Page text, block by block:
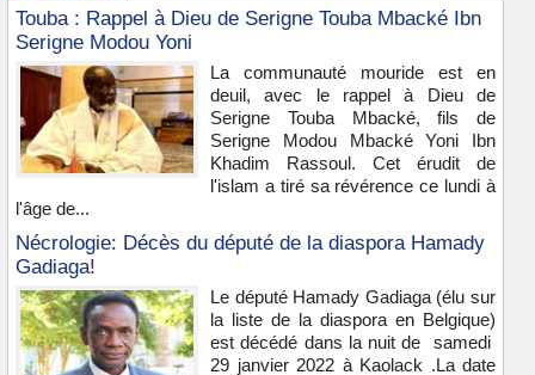
Touba : Rappel à Dieu de Serigne Touba Mbacké Ibn
Serigne Modou Yoni
La communauté mouride est en
deuil, avec le rappel à Dieu de
Serigne Touba Mbacké, fils de
Serigne Modou Mbacké Yoni Ibn
Khadim Rassoul. Cet érudit de
l'islam a tiré sa révérence ce lundi à
l'âge de...
Nécrologie: Décès du député de la diaspora Hamady
Gadiaga!
Le député Hamady Gadiaga (élu sur
la liste de la diaspora en Belgique)
est décédé dans la nuit de samedi
29 janvier 2022 à Kaolack .La date